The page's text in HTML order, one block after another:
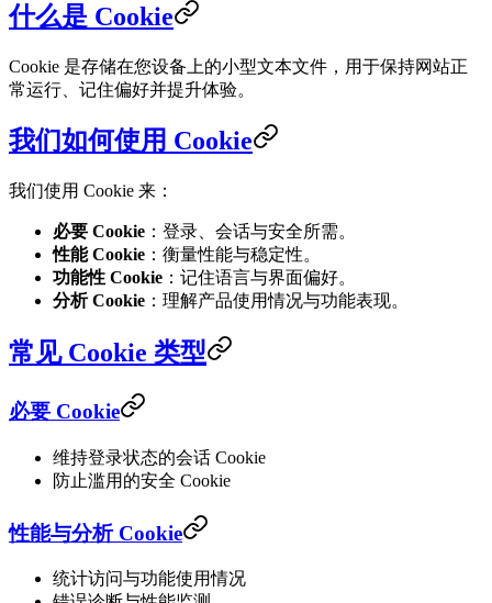
什么是 Cookie
Cookie 是存储在您设备上的小型文本文件，用于保持网站正
常运行、记住偏好并提升体验。
我们如何使用 Cookie
我们使用 Cookie 来：
必要 Cookie ：登录、会话与安全所需。
性能 Cookie ：衡量性能与稳定性。
功能性 Cookie ：记住语言与界面偏好。
分析 Cookie ：理解产品使用情况与功能表现。
常见 Cookie 类型
必要 Cookie
维持登录状态的会话 Cookie
防止滥用的安全 Cookie
性能与分析 Cookie
统计访问与功能使用情况